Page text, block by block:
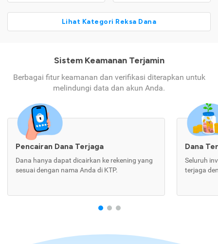
Lihat Kategori Reksa Dana
Sistem Keamanan Terjamin
Berbagai fitur keamanan dan verifikasi diterapkan untuk
melindungi data dan akun Anda.
Pencairan Dana Terjaga
Dana hanya dapat dicairkan ke rekening yang
sesuai dengan nama Anda di KTP.
Dana
Seluruh
terjaga